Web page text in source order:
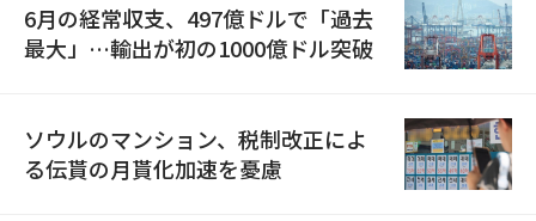
6月の経常収支、497億ドルで「過去
最大」…輸出が初の1000億ドル突破
ソウルのマンション、税制改正によ
る伝貰の月貰化加速を憂慮